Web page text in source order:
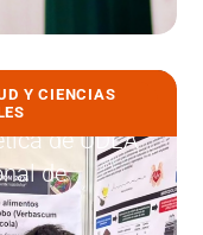
Y CIENCIAS
de UDLA
de